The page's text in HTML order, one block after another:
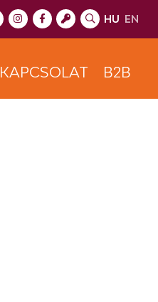
HU EN
KAPCSOLAT B2B